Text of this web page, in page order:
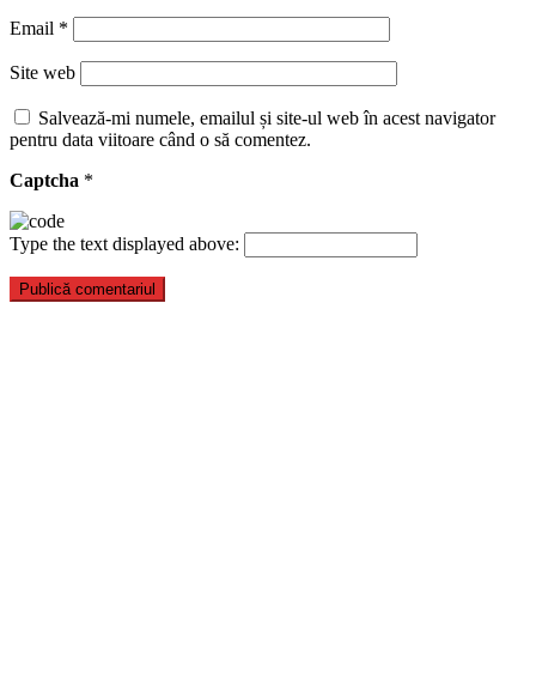
Email *
Site web
Salvează-mi numele, emailul și site-ul web în acest navigator
pentru data viitoare când o să comentez.
Captcha *
Type the text displayed above: